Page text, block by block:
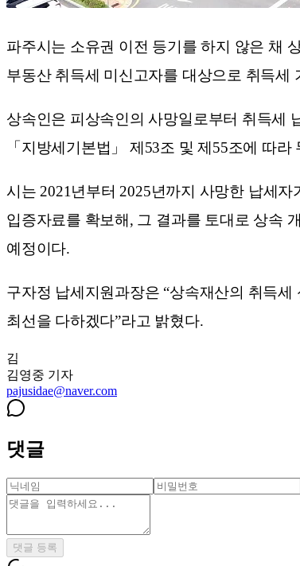
파주시는 소유권 이전 등기를 하지 않은 채
부동산 취득세 미신고자를 대상으로 취득세
상속인은 피상속인의 사망일로부터 취득세
「지방세기본법」 제53조 및 제55조에 따
시는 2021년부터 2025년까지 사망한 납세
입증자료를 확보해, 그 결과를 토대로 상속
예정이다.
구자정 납세지원과장은 “상속재산의 취득
최선을 다하겠다”라고 밝혔다.
김
김영중 기자
pajusidae@naver.com
댓글
댓글 등록